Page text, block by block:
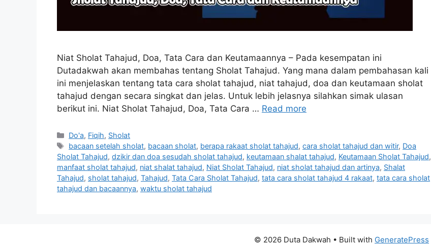
Niat Sholat Tahajud, Doa, Tata Cara dan Keutamaannya – Pada kesempatan ini
Dutadakwah akan membahas tentang Sholat Tahajud. Yang mana dalam pembahasan kali
ini menjelaskan tentang tata cara sholat tahajud, niat tahajud, doa dan keutamaan sholat
tahajud dengan secara singkat dan jelas. Untuk lebih jelasnya silahkan simak ulasan
berikut ini. Niat Sholat Tahajud, Doa, Tata Cara … Read more
Categories
Do'a, Fiqih, Sholat
Tags
bacaan setelah sholat, bacaan sholat, berapa rakaat sholat tahajud,cara sholat tahajud dan witir, Doa
Sholat Tahajud, dzikir dan doa sesudah sholat tahajud, keutamaan shalat tahajud, Keutamaan Sholat Tahajud,
manfaat sholat tahajud, niat shalat tahajud, Niat Sholat Tahajud, niat sholat tahajud dan artinya, Shalat
Tahajud, sholat tahajud, Tahajud, Tata Cara Sholat Tahajud, tata cara sholat tahajud 4 rakaat, tata cara sholat
tahajud dan bacaannya, waktu sholat tahajud
© 2026 Duta Dakwah • Built with GeneratePress